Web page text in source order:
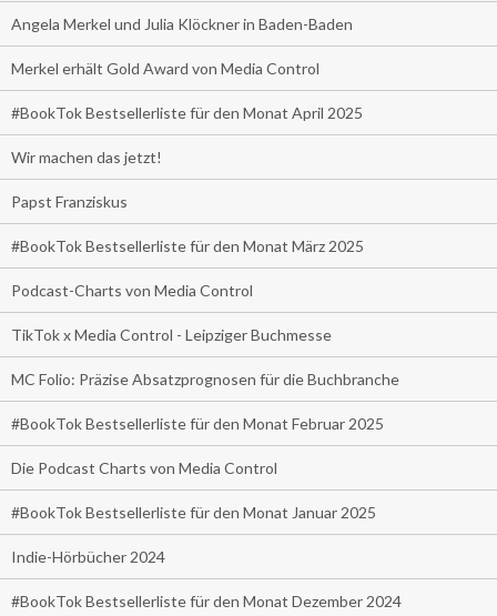
Angela Merkel und Julia Klöckner in Baden-Baden
Merkel erhält Gold Award von Media Control
#BookTok Bestsellerliste für den Monat April 2025
Wir machen das jetzt!
Papst Franziskus
#BookTok Bestsellerliste für den Monat März 2025
Podcast-Charts von Media Control
TikTok x Media Control - Leipziger Buchmesse
MC Folio: Präzise Absatzprognosen für die Buchbranche
#BookTok Bestsellerliste für den Monat Februar 2025
Die Podcast Charts von Media Control
#BookTok Bestsellerliste für den Monat Januar 2025
Indie-Hörbücher 2024
#BookTok Bestsellerliste für den Monat Dezember 2024